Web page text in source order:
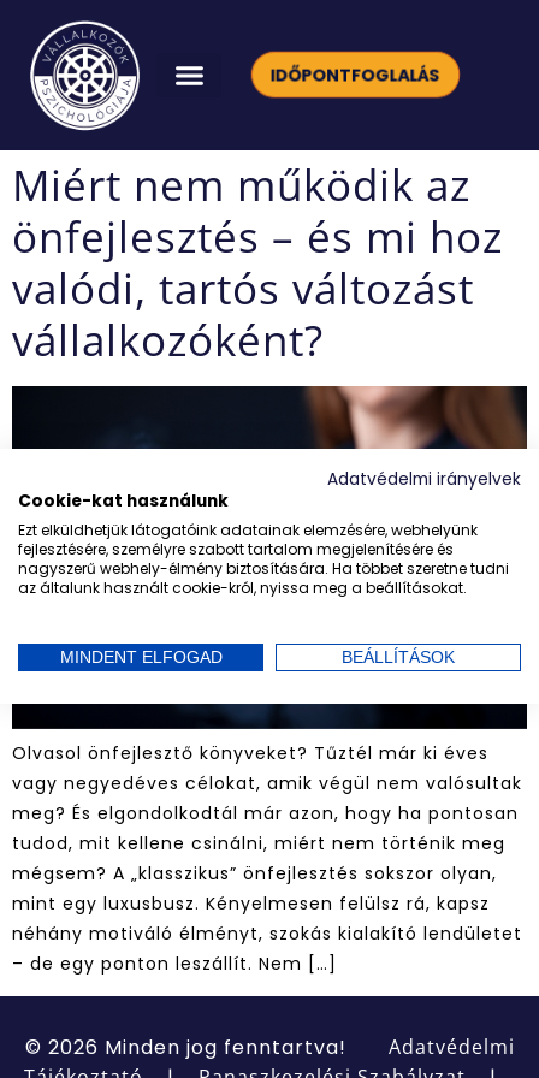
IDŐPONTFOGLALÁS
Miért nem működik az
önfejlesztés – és mi hoz
valódi, tartós változást
vállalkozóként?
Olvasol önfejlesztő könyveket? Tűztél már ki éves
vagy negyedéves célokat, amik végül nem valósultak
meg? És elgondolkodtál már azon, hogy ha pontosan
tudod, mit kellene csinálni, miért nem történik meg
mégsem? A „klasszikus” önfejlesztés sokszor olyan,
mint egy luxusbusz. Kényelmesen felülsz rá, kapsz
néhány motiváló élményt, szokás kialakító lendületet
– de egy ponton leszállít. Nem […]
© 2026 Minden jog fenntartva!
Adatvédelmi
Adatvédelmi irányelvek
Cookie-kat használunk
Ezt elküldhetjük látogatóink adatainak elemzésére, webhelyünk
fejlesztésére, személyre szabott tartalom megjelenítésére és
nagyszerű webhely-élmény biztosítására. Ha többet szeretne tudni
az általunk használt cookie-król, nyissa meg a beállításokat.
MINDENT ELFOGAD BEÁLLÍTÁSOK